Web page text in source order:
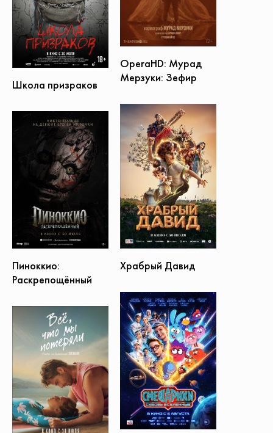
OperaHD: Мурад
Мерзуки: Зефир
Школа призраков
Храбрый Давид
Пиноккио:
Раскрепощённый